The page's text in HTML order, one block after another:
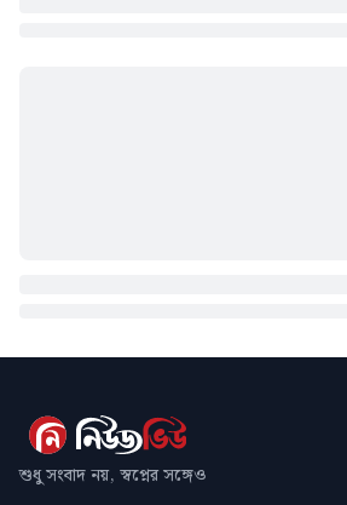
শুধু সংবাদ নয়, স্বপ্নের সঙ্গেও